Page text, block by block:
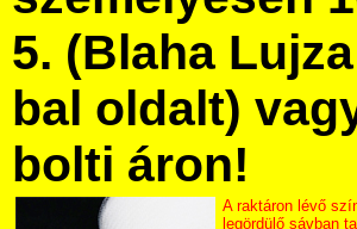
5. (Blaha
bal oldalt)
bolti áron!
A raktáron lévő
legördülő sávban